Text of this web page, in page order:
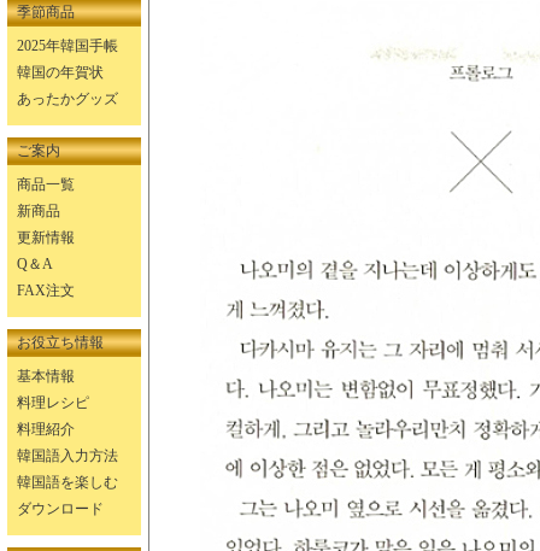
季節商品
2025年韓国手帳
韓国の年賀状
あったかグッズ
ご案内
商品一覧
新商品
更新情報
Q＆A
FAX注文
お役立ち情報
基本情報
料理レシピ
料理紹介
韓国語入力方法
韓国語を楽しむ
ダウンロード